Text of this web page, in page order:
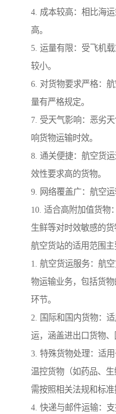
4. 成本较高：相比海
高。
5. 运量有限：受飞机
较小。
6. 对货物要求严格：
量有严格规定。
7. 受天气影响：恶劣
响货物运输时效。
8. 通关便捷：航空货
效性要求高的货物。
9. 网络覆盖广：航空
10. 适合高附加值货物
生鲜等对时效敏感的货
航空货站的适用范围主
1. 航空货运服务：航
物运输业务，包括货
环节。
2. 国际和国内货物：
运，涵盖进出口货物、
3. 特殊货物处理：适
温控货物（如药品、生
需按照相关法规和标准
4. 快递与邮件运输：